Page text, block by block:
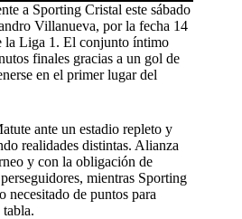
a Sporting Cristal este sábado
Villanueva, por la fecha 14
la Liga 1. El conjunto íntimo
finales gracias a un gol de
en el primer lugar del
ante un estadio repleto y
realidades distintas. Alianza
y con la obligación de
mientras Sporting
de puntos para
tabla.